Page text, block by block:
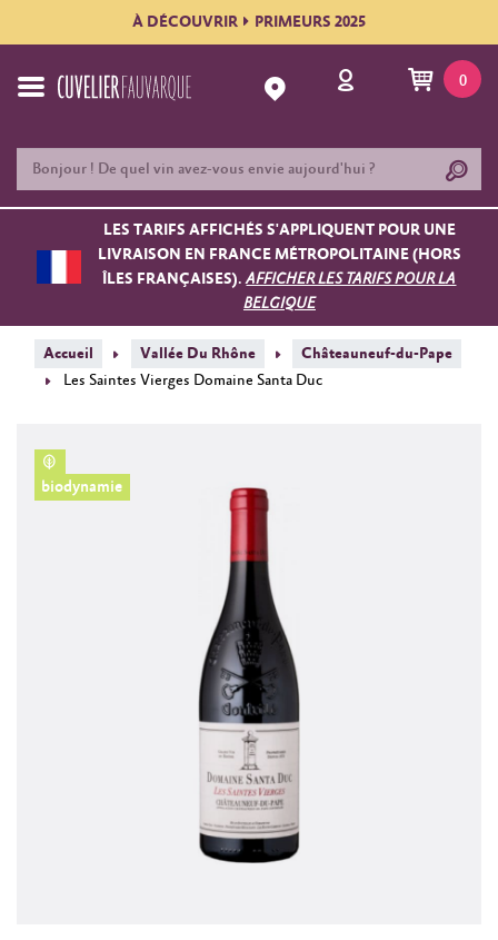
À DÉCOUVRIR PRIMEURS 2025
0
LES TARIFS AFFICHÉS S'APPLIQUENT POUR UNE
LIVRAISON EN FRANCE MÉTROPOLITAINE (HORS
ÎLES FRANÇAISES).AFFICHER LES TARIFS POUR LA
BELGIQUE
Accueil Vallée Du Rhône
Châteauneuf-du-Pape
Les Saintes Vierges Domaine Santa Duc
biodynamie